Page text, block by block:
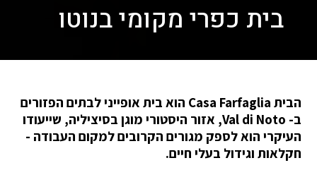
בית כפרי מקומי בנוטו
הבית Casa Farfaglia הוא בית אופייני לבתים הפזורים
ב- Val di Noto, אזור היסטורי מוגן בסיציליה, שייעודו
העיקרי הוא לספק מגורים הקרובים למקום העבודה -
חקלאות וגידול בעלי חיים.